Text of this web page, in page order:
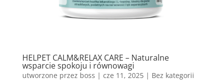
HELPET CALM&RELAX CARE – Naturalne
wsparcie spokoju i równowagi
utworzone przez boss | cze 11, 2025| Bez kategorii